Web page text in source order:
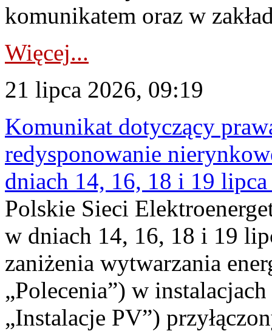
komunikatem oraz w
Więcej...
21 lipca 2026, 09:19
Komunikat dotyczący
redysponowanie
dniach 14, 16, 18 i 19
Polskie Sieci
w dniach 14, 16, 18 i 19
zaniżenia wytwarzania
„Polecenia”) w
„Instalacje PV”)